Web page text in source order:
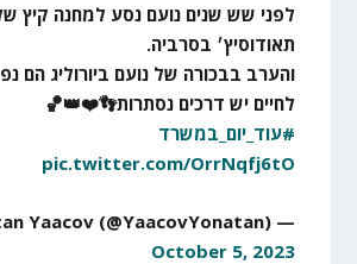
לפני שש שנים נועם נסע למחנה קיץ
תאודוסיץ׳ בסרביה.
והערב בבכורה של נועם ביורוליג הם
לחיים יש דרכים נסתרות👣❤️👑🏀
#עוד_יום_במשרד
pic.twitter.com/OrrNqfj6tO
— Yonatan Yaacov (@YaacovYonatan)
October 5, 2023